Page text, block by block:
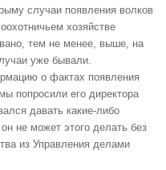
случаи появления волков
хозяйстве
тем не менее, выше, на
уже бывали.
о фактах появления
попросили его директора
давать какие-либо
не может этого делать без
из Управления делами